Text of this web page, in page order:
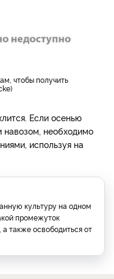
Если осенью
навозом, необходимо
используя на
культуру на одном
промежуток
а также освободиться от